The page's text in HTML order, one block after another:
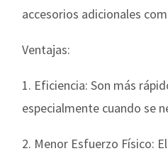
accesorios adicionales
Ventajas:
1. Eficiencia: Son más
especialmente cuando se
2. Menor Esfuerzo Físico: